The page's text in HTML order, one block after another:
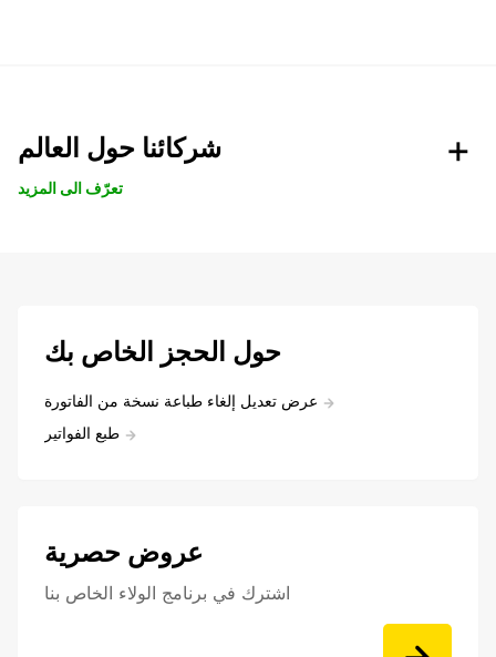
شركائنا حول العالم
تعرّف الى المزيد
حول الحجز الخاص بك
عرض تعديل إلغاء طباعة نسخة من الفاتورة
طبع الفواتير
عروض حصرية
اشترك في برنامج الولاء الخاص بنا